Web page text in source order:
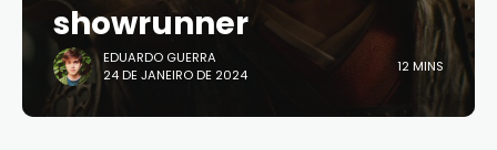
showrunner
EDUARDO GUERRA
24 DE JANEIRO DE 2024
12 MINS